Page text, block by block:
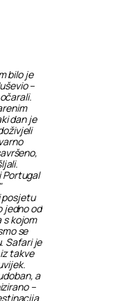
bilo je
–
dan je
Portugal
posjetu
jedno od
s kojom
se
Safari je
takve
a
–